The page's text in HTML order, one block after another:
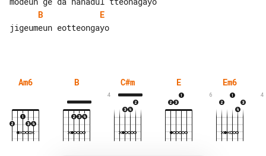
B
E
jigeumeun eotteongayo
Am6 B C#m
4
E Em6
6 4